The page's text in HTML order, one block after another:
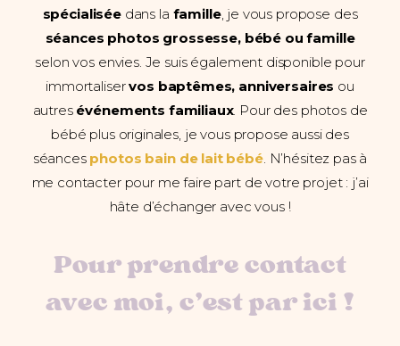
spécialisée dans la famille, je vous propose des
séances photos grossesse, bébé ou famille
selon vos envies. Je suis également disponible pour
immortaliservos baptêmes, anniversaires ou
autres événements familiaux. Pour des photos de
bébé plus originales, je vous propose aussi des
séances photos bain de lait bébé. N’hésitez pas à
me contacter pour me faire part de votre projet : j’ai
hâte d’échanger avec vous !
Pour prendre contact
avec moi, c’est par ici !